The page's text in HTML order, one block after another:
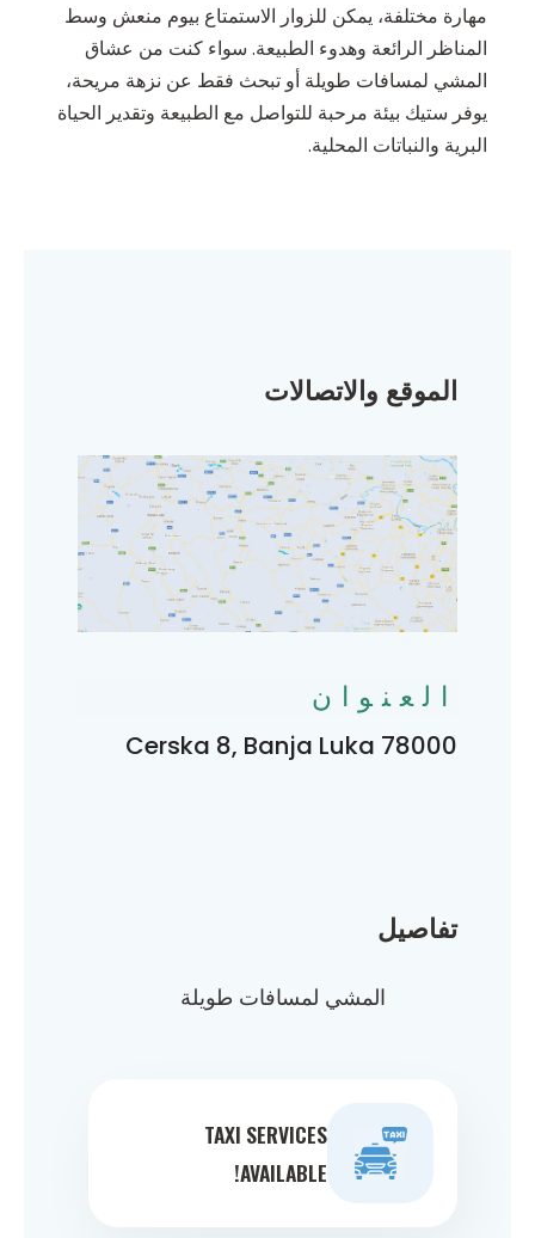
مهارة مختلفة، يمكن للزوار الاستمتاع بيوم منعش وسط
المناظر الرائعة وهدوء الطبيعة. سواء كنت من عشاق
المشي لمسافات طويلة أو تبحث فقط عن نزهة مريحة،
يوفر ستيك بيئة مرحبة للتواصل مع الطبيعة وتقدير الحياة
البرية والنباتات المحلية.
تفاصيل
المشي لمسافات طويلة
TAXI SERVICES
AVAILABLE!
الموقع والاتصالات
العنوان
Cerska 8, Banja Luka 78000